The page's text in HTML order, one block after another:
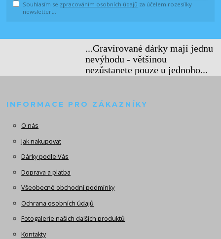
Souhlasím se zpracováním osobních údajů za účelem rozesílky
newsletteru.
...Gravírované dárky mají jednu
nevýhodu - většinou
nezůstanete pouze u jednoho...
INFORMACE PRO ZÁKAZNÍKY
O nás
Jak nakupovat
Dárky podle Vás
Doprava a platba
Všeobecné obchodní podmínky
Ochrana osobních údajů
Fotogalerie našich dalších produktů
Kontakty